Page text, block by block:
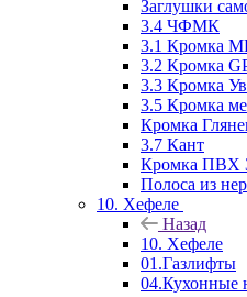
Заглушки
3.4 ЧФМК
3.1 Кромка
3.2 Кромка
3.3 Кромка
3.5 Кромка
Кромка
3.7 Кант
Кромка ПВХ
Полоса из
10. Хефеле
Назад
10. Хефеле
01.Газлифты
04.Кухонные